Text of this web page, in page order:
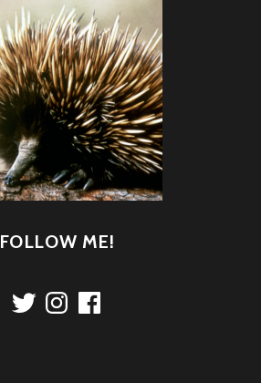
FOLLOW ME!
TwitterInstagramFacebook